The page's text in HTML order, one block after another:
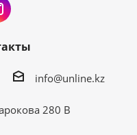
info@unline.kz
280 В